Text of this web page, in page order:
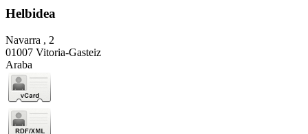
Helbidea
Navarra , 2
01007 Vitoria-Gasteiz
Araba